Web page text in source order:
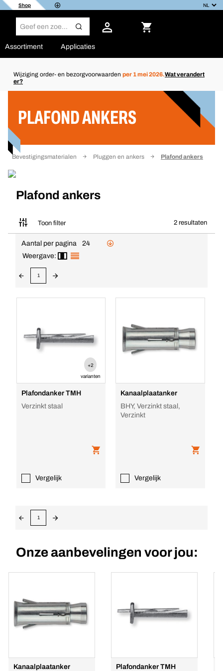
Shop
Assortiment Applicaties
Wijziging order- en bezorgvoorwaarden per 1 mei 2026.Wat verandert
er?
PLAFOND ANKERS
Bevestigingsmaterialen Pluggen en ankers Plafond ankers
Plafond ankers
Toon filter 2 resultaten
Aantal per pagina
24
Weergave:
1
+2
varianten
Plafondanker TMH
Verzinkt staal
Vergelijk
Kanaalplaatanker
BHY, Verzinkt staal,
Verzinkt
Vergelijk
1
Onze aanbevelingen voor jou:
Kanaalplaatanker
Plafondanker TMH